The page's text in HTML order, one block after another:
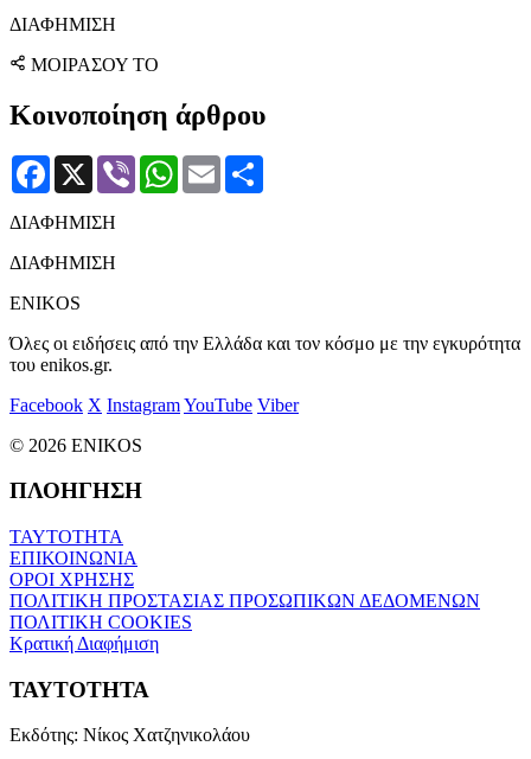
ΔΙΑΦΗΜΙΣΗ
ΜΟΙΡΑΣΟΥ ΤΟ
Κοινοποίηση άρθρου
Facebook
X Viber WhatsApp
Email
ΔΙΑΦΗΜΙΣΗ
ΔΙΑΦΗΜΙΣΗ
ENIKOS
Όλες οι ειδήσεις από την Ελλάδα και τον κόσμο με την εγκυρότητα
του enikos.gr.
Facebook X InstagramYouTube Viber
© 2026 ENIKOS
ΠΛΟΗΓΗΣΗ
ΤΑΥΤΟΤΗΤΑ
ΕΠΙΚΟΙΝΩΝΙΑ
ΟΡΟΙ ΧΡΗΣΗΣ
ΠΟΛΙΤΙΚΗ ΠΡΟΣΤΑΣΙΑΣ ΠΡΟΣΩΠΙΚΩΝ ΔΕΔΟΜΕΝΩΝ
ΠΟΛΙΤΙΚΗ COOKIES
Κρατική Διαφήμιση
ΤΑΥΤΟΤΗΤΑ
Εκδότης: Νίκος Χατζηνικολάου